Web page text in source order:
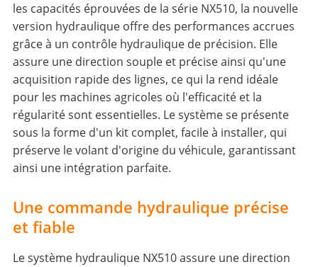
les capacités éprouvées de la série NX510, la nouvelle
version hydraulique offre des performances accrues
grâce à un contrôle hydraulique de précision. Elle
assure une direction souple et précise ainsi qu'une
acquisition rapide des lignes, ce qui la rend idéale
pour les machines agricoles où l'efficacité et la
régularité sont essentielles. Le système se présente
sous la forme d'un kit complet, facile à installer, qui
préserve le volant d'origine du véhicule, garantissant
ainsi une intégration parfaite.
Une commande hydraulique précise
et fiable
Le système hydraulique NX510 assure une direction